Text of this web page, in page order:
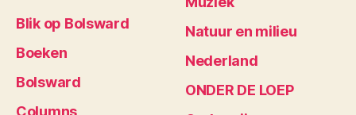
Blik op Bolsward
Boeken
Bolsward
Columns
Natuur en milieu
Nederland
ONDER DE LOEP